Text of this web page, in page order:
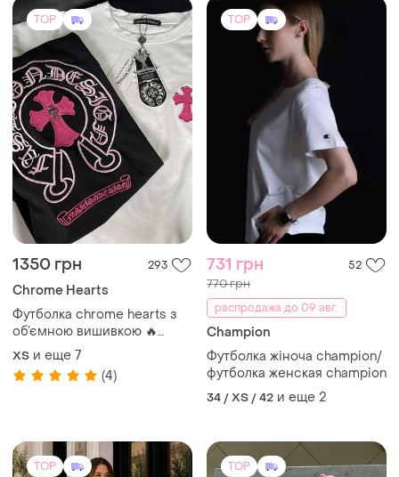
TOP
1350 грн 293
Chrome Hearts
Футболка chrome hearts з
об’ємною вишивкою 🔥
oversize / преміум якість
ХS и еще 7
(4)
TOP
731 грн 52
770 грн
распродажа до 09 авг.
Champion
Футболка жіноча champion/
футболка женская champion
34 / XS / 42 и еще 2
TOP TOP